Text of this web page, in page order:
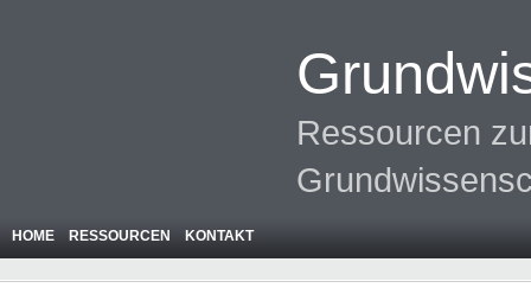
Ressourcen
HOME RESSOURCEN KONTAKT